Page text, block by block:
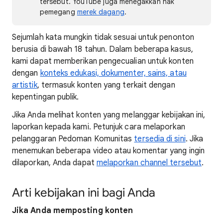
pemegang merek dagang.
Sejumlah kata mungkin tidak sesuai untuk penonton
berusia di bawah 18 tahun. Dalam beberapa kasus,
kami dapat memberikan pengecualian untuk konten
dengan konteks edukasi, dokumenter, sains, atau
artistik, termasuk konten yang terkait dengan
kepentingan publik.
Jika Anda melihat konten yang melanggar kebijakan ini,
laporkan kepada kami. Petunjuk cara melaporkan
pelanggaran Pedoman Komunitas tersedia di sini. Jika
menemukan beberapa video atau komentar yang ingin
dilaporkan, Anda dapat melaporkan channel tersebut.
Arti kebijakan ini bagi Anda
Jika Anda memposting konten